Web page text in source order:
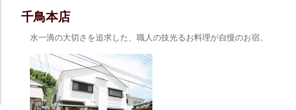
千鳥本店
水一滴の大切さを追求した、職人の技光るお料理が自慢のお宿。